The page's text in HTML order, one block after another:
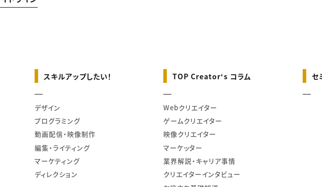
スキルアップしたい！
デザイン
プログラミング
動画配信・映像制作
編集・ライティング
マーケティング
ディレクション
TOP Creator‘s コラム
Webクリエイター
ゲームクリエイター
映像クリエイター
マーケッター
業界解説・キャリア事情
クリエイターインタビュー
セ